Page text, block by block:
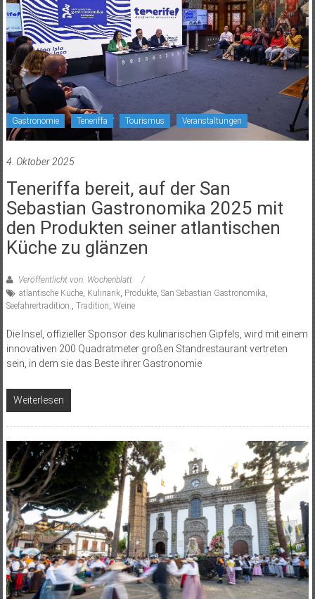
Gastronomie Teneriffa Tourismus Veranstaltungen
4. Oktober 2025
Teneriffa bereit, auf der San
Sebastian Gastronomika 2025 mit
den Produkten seiner atlantischen
Küche zu glänzen
Veröffentlicht von: Wochenblatt
atlantische Küche, Kulinarik, Produkte, San Sebastian Gastronomika,
Seefahrertradition., Tradition, Weine
Die Insel, offizieller Sponsor des kulinarischen Gipfels, wird mit einem
innovativen 200 Quadratmeter großen Standrestaurant vertreten
sein, in dem sie das Beste ihrer Gastronomie
Weiterlesen